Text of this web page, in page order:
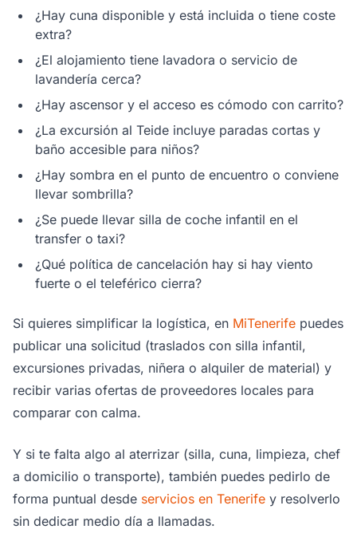
¿Hay cuna disponible y está incluida o tiene coste
extra?
¿El alojamiento tiene lavadora o servicio de
lavandería cerca?
¿Hay ascensor y el acceso es cómodo con carrito?
¿La excursión al Teide incluye paradas cortas y
baño accesible para niños?
¿Hay sombra en el punto de encuentro o conviene
llevar sombrilla?
¿Se puede llevar silla de coche infantil en el
transfer o taxi?
¿Qué política de cancelación hay si hay viento
fuerte o el teleférico cierra?
Si quieres simplificar la logística, en MiTenerife puedes
publicar una solicitud (traslados con silla infantil,
excursiones privadas, niñera o alquiler de material) y
recibir varias ofertas de proveedores locales para
comparar con calma.
Y si te falta algo al aterrizar (silla, cuna, limpieza, chef
a domicilio o transporte), también puedes pedirlo de
forma puntual desde servicios en Tenerife y resolverlo
sin dedicar medio día a llamadas.